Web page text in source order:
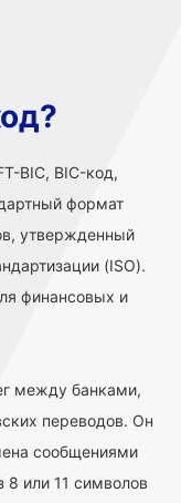
BIC, BIC-код,
формат
утвержденный
(ISO).
финансовых и
между банками,
переводов. Он
сообщениями
8 или 11 символов